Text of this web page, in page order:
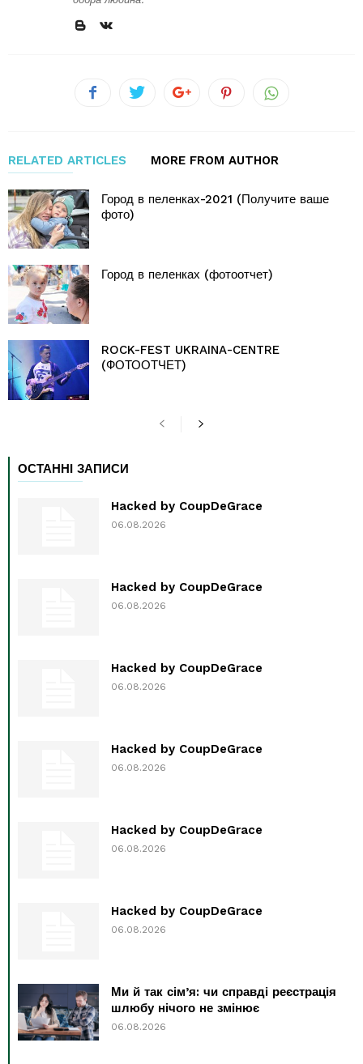
RELATED ARTICLES MORE FROM AUTHOR
Город в пеленках-2021 (Получите ваше
фото)
Город в пеленках (фотоотчет)
ROCK-FEST UKRAINA-CENTRE
(ФОТООТЧЕТ)
ОСТАННІ ЗАПИСИ
Hacked by CoupDeGrace
06.08.2026
Hacked by CoupDeGrace
06.08.2026
Hacked by CoupDeGrace
06.08.2026
Hacked by CoupDeGrace
06.08.2026
Hacked by CoupDeGrace
06.08.2026
Hacked by CoupDeGrace
06.08.2026
Ми й так сім’я: чи справді реєстрація
шлюбу нічого не змінює
06.08.2026